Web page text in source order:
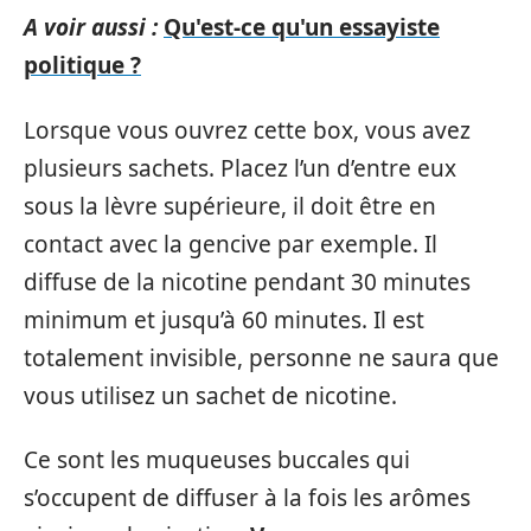
A voir aussi : Qu'est-ce qu'un essayiste
politique ?
Lorsque vous ouvrez cette box, vous avez
plusieurs sachets. Placez l’un d’entre eux
sous la lèvre supérieure, il doit être en
contact avec la gencive par exemple. Il
diffuse de la nicotine pendant 30 minutes
minimum et jusqu’à 60 minutes. Il est
totalement invisible, personne ne saura que
vous utilisez un sachet de nicotine.
Ce sont les muqueuses buccales qui
s’occupent de diffuser à la fois les arômes